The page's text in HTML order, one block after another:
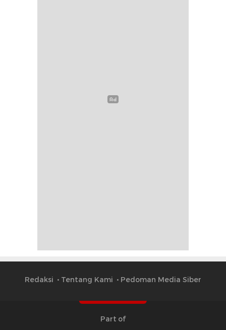
Redaksi Tentang Kami Pedoman Media Siber
Part of